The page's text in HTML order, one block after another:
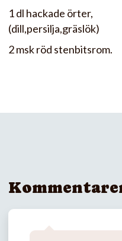
1 dl hackade örter,
(dill,persilja,gräslök)
2 msk röd stenbitsrom.